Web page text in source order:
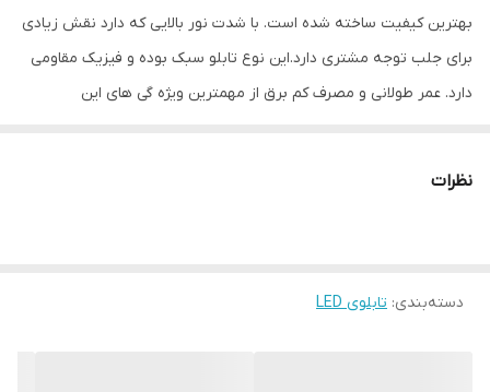
بهترین کیفیت ساخته شده است. با شدت نور بالایی که دارد نقش زیادی
برای جلب توجه مشتری دارد.این نوع تابلو سبک بوده و فیزیک مقاومی
دارد. عمر طولانی و مصرف کم برق از مهمترین ویژه گی های این
تابلو می تواند در هر موقعیتی که لازم باشد آویز شود و یا تکیه داده
باشیم. با شدت نور بالا این تابلو روز دید است و بر خلاف نمونه های دیگر
نظرات
دسته‌بندی: تابلوی LED